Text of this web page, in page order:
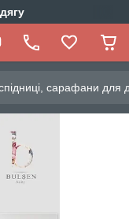
сарафани для